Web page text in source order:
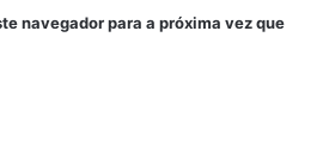
navegador para a próxima vez que